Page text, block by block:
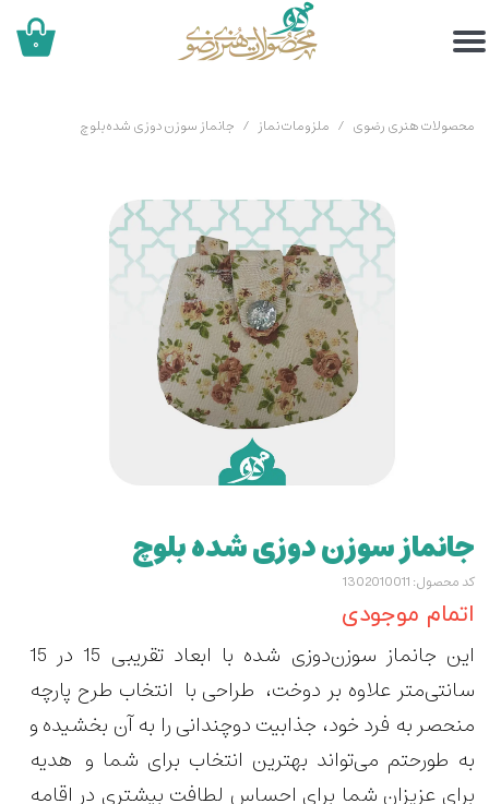
۰
محصولات هنری رضوی ملزومات نماز جانماز سوزن دوزی شده بلوچ
جانماز سوزن دوزی شده بلوچ
کد محصول: 1302010011
اتمام موجودی
این جانماز سوزن‌دوزی شده با ابعاد تقریبی 15 در 15
سانتی‌متر علاوه بر دوخت، طراحی با انتخاب طرح پارچه
منحصر به فرد خود، جذابیت دوچندانی را به آن بخشیده و
به طورحتم می‌تواند بهترین انتخاب برای شما و هدیه
برای عزیزان شما برای احساس لطافت بیشتری در اقامه